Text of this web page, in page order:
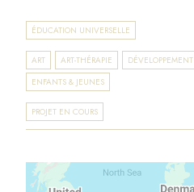
ÉDUCATION UNIVERSELLE
ART ART-THÉRAPIE
DÉVELOPPEMENT
ENFANTS & JEUNES
PROJET EN COURS